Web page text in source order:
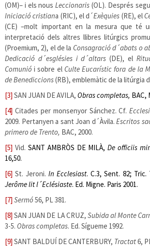
(OM)– i els nousLeccionaris (OL). Després
Iniciació cristiana (RIC), el d´Exèquies (RE), el
(CE) –molt important en la mesura que té
interpretació dels altres llibres litúrgics
(Proemium, 2), el de la Consagració d´abats o
Dedicació d´esglésies i d´altars (DE), el
Comunió i sobre el Culte Eucarístic fora de la
de Benediccions(RB), emblemàtic de la litúrgia
[3] SAN JUAN DE AVILA, Obras completas, BAC,
[4] Citades per monsenyor Sánchez. Cf.
2009. Pertanyen a sant Joan d´Àvila. Escritos
primero de Trento, BAC, 2000.
[5] Vid. SANT AMBRÒS DE MILÀ, De officiis
16,50.
[6] St. Jeroni.In Ecclesiast. C.3, Sent. 82;
Jerôme lit l´Eclésiaste. Ed. Migne. Paris 2001.
[7] Sermó 56, PL 381.
[8] SAN JUAN DE LA CRUZ, Subida al Monte
3-5. Obras completas. Ed. Sígueme 1992.
[9] SANT BALDUÍ DE CANTERBURY, Tractat6,